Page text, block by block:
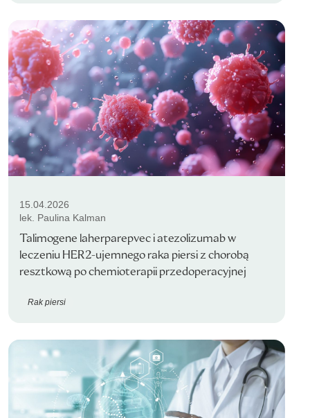
15.04.2026
lek. Paulina Kalman
Talimogene laherparepvec i atezolizumab w
leczeniu HER2-ujemnego raka piersi z chorobą
resztkową po chemioterapii przedoperacyjnej
Rak piersi